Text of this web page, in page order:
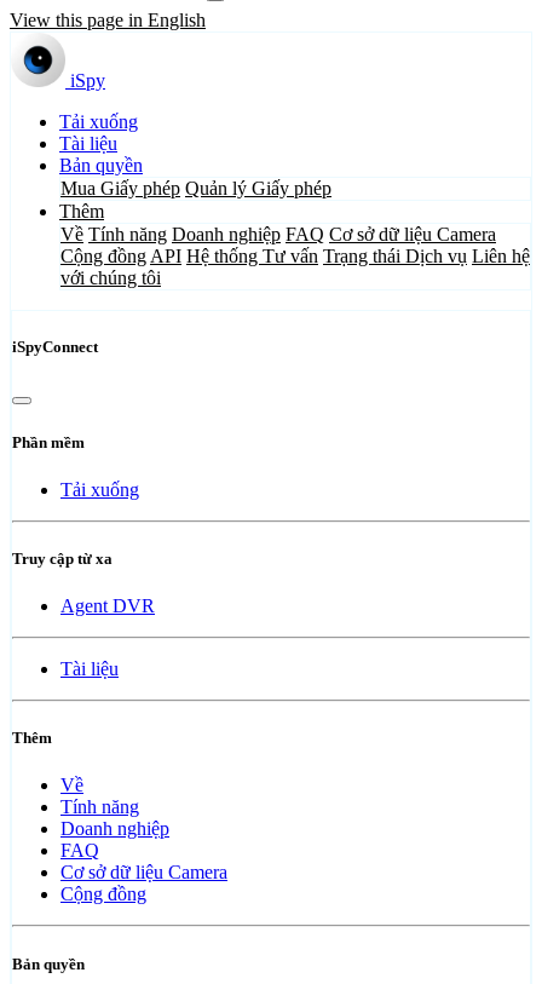
View this page in English
iSpy
Tải xuống
Tài liệu
Bản quyền
Mua Giấy phép Quản lý Giấy phép
Thêm
Về Tính năng Doanh nghiệp FAQ Cơ sở dữ liệu Camera
Cộng đồng API Hệ thống Tư vấn Trạng thái Dịch vụ Liên hệ
với chúng tôi
iSpyConnect
Phần mềm
Tải xuống
Truy cập từ xa
Agent DVR
Tài liệu
Thêm
Về
Tính năng
Doanh nghiệp
FAQ
Cơ sở dữ liệu Camera
Cộng đồng
Bản quyền